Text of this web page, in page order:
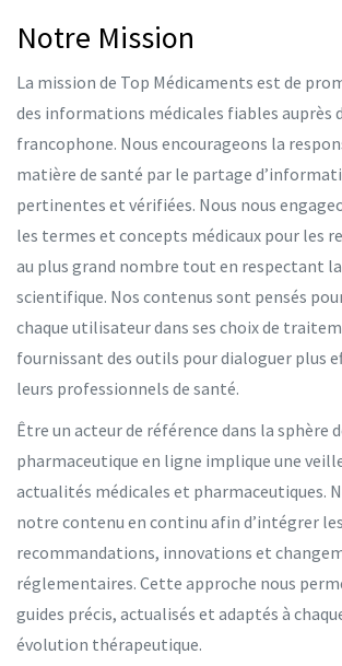
Notre Mission
La mission de Top Médicaments est de
des informations médicales fiables auprès
francophone. Nous encourageons la
matière de santé par le partage
pertinentes et vérifiées. Nous nous
les termes et concepts médicaux pour les
au plus grand nombre tout en respectant
scientifique. Nos contenus sont pensés
chaque utilisateur dans ses choix de
fournissant des outils pour dialoguer plus
leurs professionnels de santé.
Être un acteur de référence dans la sphère
pharmaceutique en ligne implique une
actualités médicales et pharmaceutiques.
notre contenu en continu afin d’intégrer
recommandations, innovations et
réglementaires. Cette approche nous
guides précis, actualisés et adaptés à
évolution thérapeutique.